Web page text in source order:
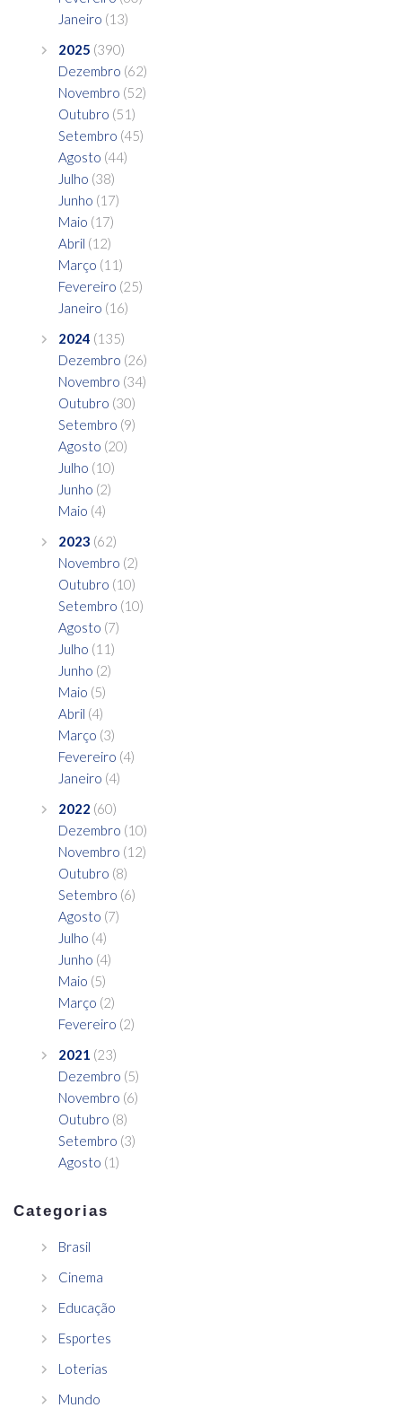
Janeiro (13)
2025 (390)
Dezembro (62)
Novembro (52)
Outubro (51)
Setembro (45)
Agosto (44)
Julho (38)
Junho (17)
Maio (17)
Abril (12)
Março (11)
Fevereiro (25)
Janeiro (16)
2024 (135)
Dezembro (26)
Novembro (34)
Outubro (30)
Setembro (9)
Agosto (20)
Julho (10)
Junho (2)
Maio (4)
2023 (62)
Novembro (2)
Outubro (10)
Setembro (10)
Agosto (7)
Julho (11)
Junho (2)
Maio (5)
Abril (4)
Março (3)
Fevereiro (4)
Janeiro (4)
2022 (60)
Dezembro (10)
Novembro (12)
Outubro (8)
Setembro (6)
Agosto (7)
Julho (4)
Junho (4)
Maio (5)
Março (2)
Fevereiro (2)
2021 (23)
Dezembro (5)
Novembro (6)
Outubro (8)
Setembro (3)
Agosto (1)
Categorias
Brasil
Cinema
Educação
Esportes
Loterias
Mundo